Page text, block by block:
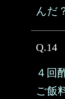
んだ
Q.14
４回
ご飯